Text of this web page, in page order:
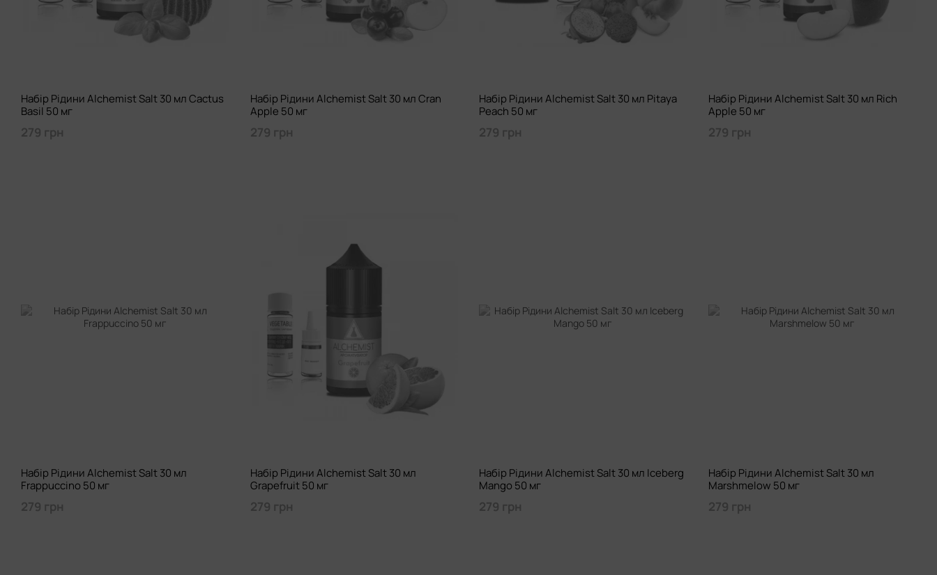
Набір Рідини Alchemist Salt 30 мл Cactus
Basil 50 мг
279 грн
Набір Рідини Alchemist Salt 30 мл Cran
Apple 50 мг
279 грн
Набір Рідини Alchemist Salt 30 мл Pitaya
Peach 50 мг
279 грн
Набір Рідини Alchemist Salt 30 мл Rich
Apple 50 мг
279 грн
Набір Рідини Alchemist Salt 30 мл
Frappuccino 50 мг
279 грн
Набір Рідини Alchemist Salt 30 мл
Grapefruit 50 мг
279 грн
Набір Рідини Alchemist Salt 30 мл Iceberg
Mango 50 мг
279 грн
Набір Рідини Alchemist Salt 30 мл
Marshmelow 50 мг
279 грн